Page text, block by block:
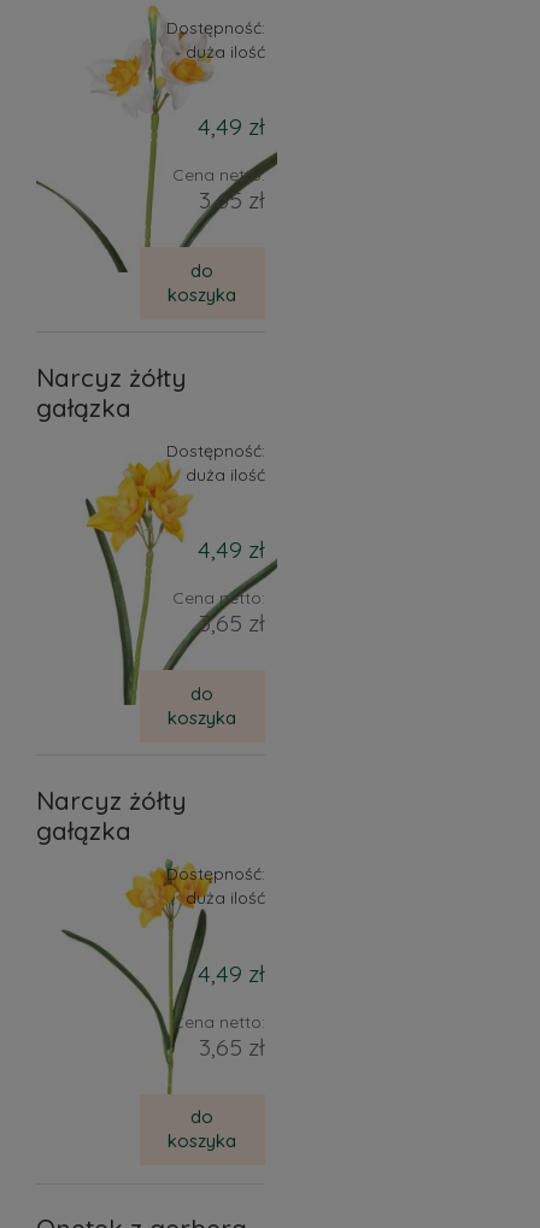
Dostępność:
duża ilość
4,49 zł
Cena netto:
3,65 zł
do
koszyka
Narcyz żółty
gałązka
Dostępność:
duża ilość
4,49 zł
Cena netto:
3,65 zł
do
koszyka
Narcyz żółty
gałązka
Dostępność:
duża ilość
4,49 zł
Cena netto:
3,65 zł
do
koszyka